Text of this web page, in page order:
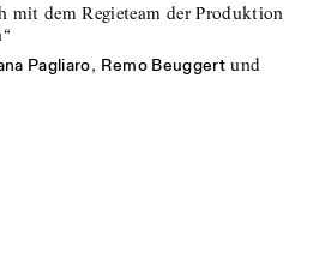
mit dem Regieteam der Produktion
Pagliaro, Remo Beuggert und